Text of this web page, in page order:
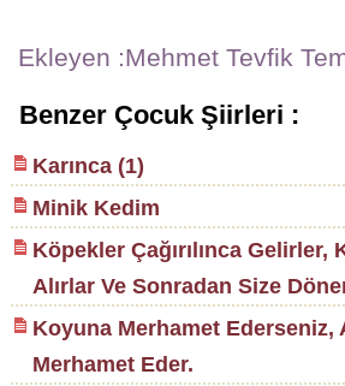
Ekleyen :Mehmet Tevfik
Benzer Çocuk Şiirleri :
Karınca (1)
Minik Kedim
Köpekler Çağırılınca Gelirler,
Alırlar Ve Sonradan Size
Koyuna Merhamet Ederseniz,
Merhamet Eder.